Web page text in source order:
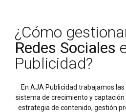
¿Cómo
Redes Sociales
Publicidad?
En AJA Publicidad trabajamos
sistema de crecimiento y
estrategia de contenido, gestión